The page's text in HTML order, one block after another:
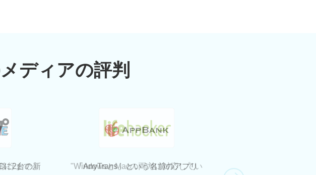
ディアの評判
に2台の新
「AnyTrans」という名前のアプリ
行まで、
"WindowsとMacの両方に対応してい